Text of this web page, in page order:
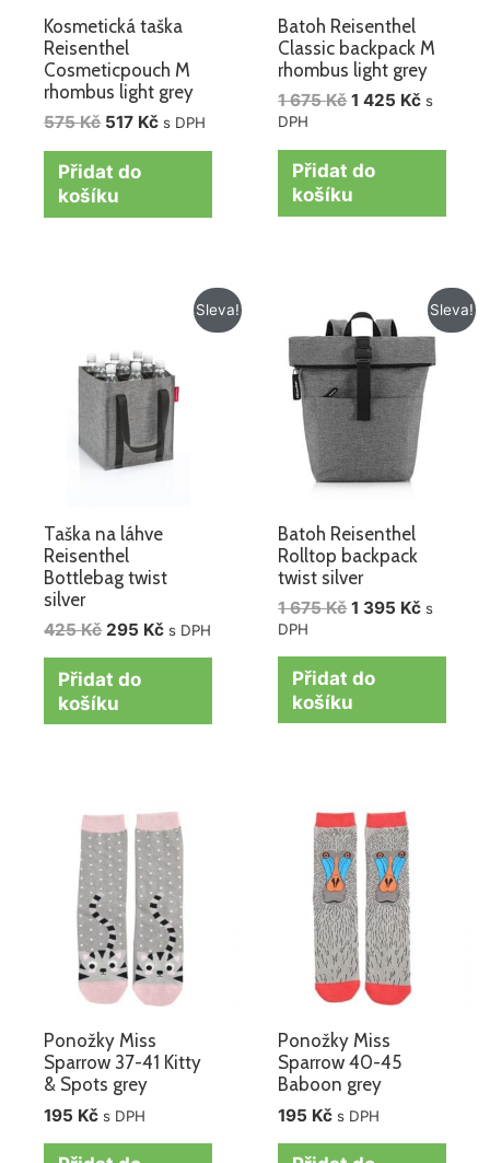
Kosmetická taška
Reisenthel
Cosmeticpouch M
rhombus light grey
575Kč 517 Kč s DPH
Přidat do
košíku
Batoh Reisenthel
Classic backpack M
rhombus light grey
1 675Kč 1 425 Kč s
DPH
Přidat do
košíku
Sleva!
Taška na láhve
Reisenthel
Bottlebag twist
silver
425Kč
byla:
425 Kč.
295 Kč
Aktuální
cena
295 Kč.
s DPH
Přidat do
košíku
Sleva!
Batoh Reisenthel
Rolltop backpack
twist silver
1 675Kč
cena
byla:
1
675 Kč.
1 395 Kč
Aktuální
cena
je:
1
395 Kč.
s
DPH
Přidat do
košíku
Ponožky Miss
Sparrow 37-41 Kitty
& Spots grey
195 Kč s DPH
Ponožky Miss
Sparrow 40-45
Baboon grey
195 Kč s DPH